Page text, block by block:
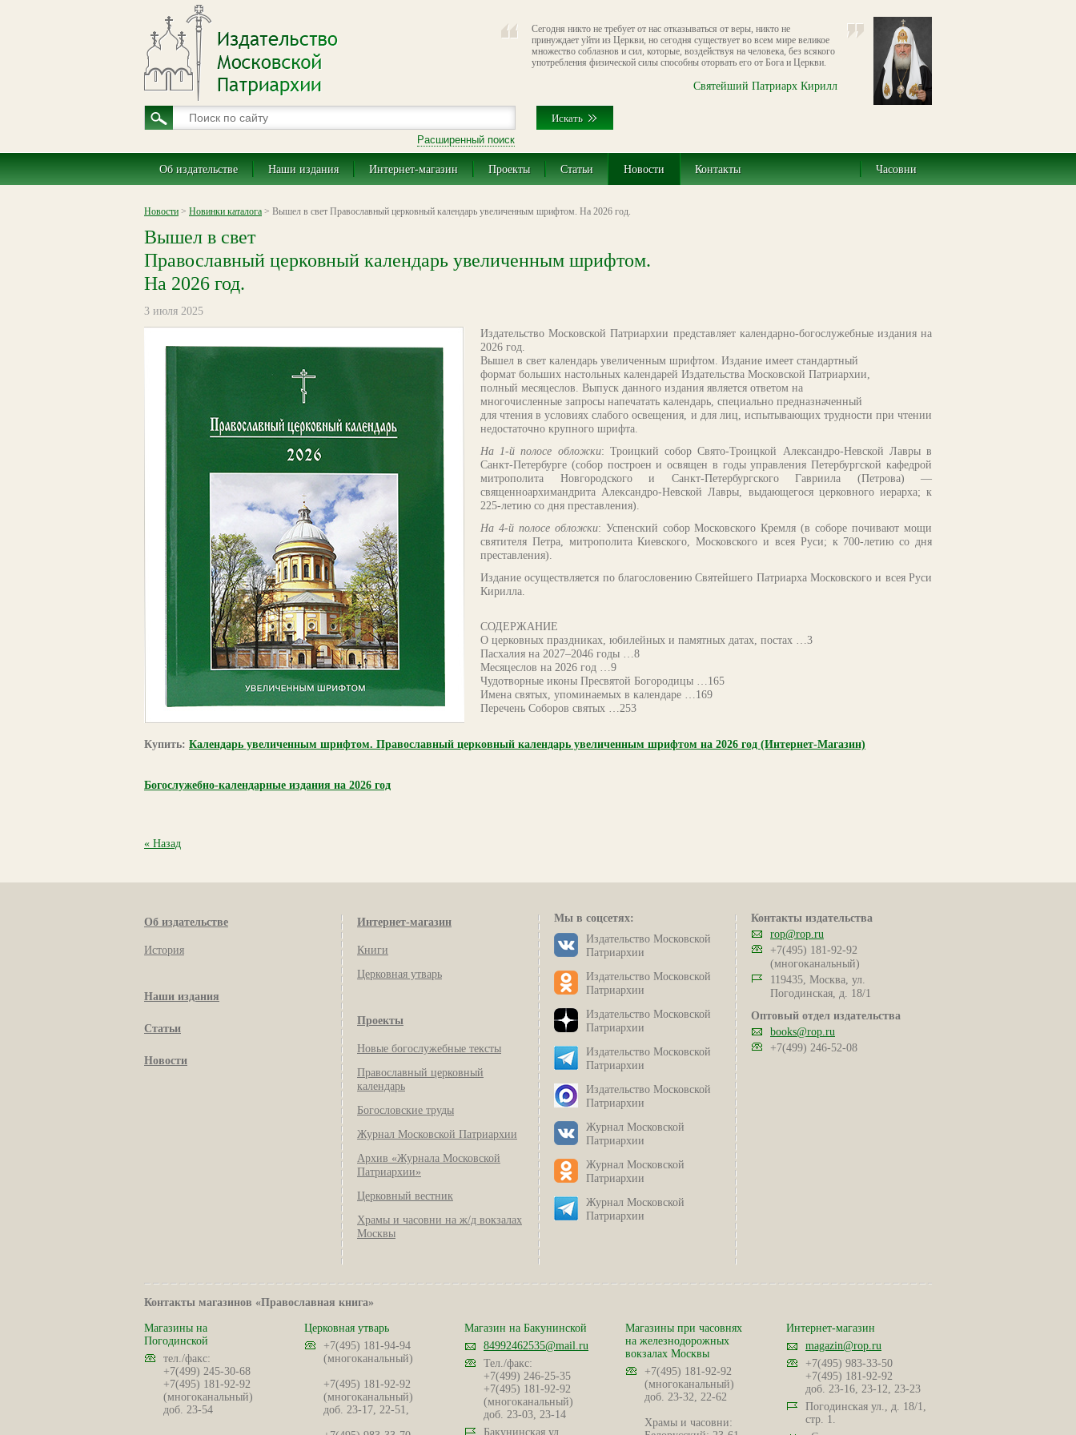
Сегодня никто не требует от нас отказываться от веры, никто не
принуждает уйти из Церкви, но сегодня существует во всем мире великое
множество соблазнов и сил, которые, воздействуя на человека, без всякого
употребления физической силы способны оторвать его от Бога и Церкви.
Святейший Патриарх Кирилл
Расширенный поиск
Об издательстве Наши издания Интернет-магазин Проекты Статьи Новости Контакты Часовни
Новости > Новинки каталога > Вышел в свет Православный церковный календарь увеличенным шрифтом. На 2026 год.
Вышел в свет
Православный церковный календарь увеличенным шрифтом.
На 2026 год.
3 июля 2025
Издательство Московской Патриархии представляет календарно-богослужебные издания на
2026 год.
Вышел в свет календарь увеличенным шрифтом. Издание имеет стандартный
формат больших настольных календарей Издательства Московской Патриархии,
полный месяцеслов. Выпуск данного издания является ответом на
многочисленные запросы напечатать календарь, специально предназначенный
для чтения в условиях слабого освещения, и для лиц, испытывающих трудности при чтении
недостаточно крупного шрифта.
На 1-й полосе обложки: Троицкий собор Свято-Троицкой Александро-Невской Лавры в
Санкт-Петербурге (собор построен и освящен в годы управления Петербургской кафедрой
митрополита Новгородского и Санкт-Петербургского Гавриила (Петрова) —
священноархимандрита Александро-Невской Лавры, выдающегося церковного иерарха; к
225-летию со дня преставления).
На 4-й полосе обложки: Успенский собор Московского Кремля (в соборе почивают мощи
святителя Петра, митрополита Киевского, Московского и всея Руси; к 700-летию со дня
преставления).
Издание осуществляется по благословению Святейшего Патриарха Московского и всея Руси
Кирилла.
СОДЕРЖАНИЕ
О церковных праздниках, юбилейных и памятных датах, постах …3
Пасхалия на 2027–2046 годы …8
Месяцеслов на 2026 год …9
Чудотворные иконы Пресвятой Богородицы …165
Имена святых, упоминаемых в календаре …169
Перечень Соборов святых …253
Купить: Календарь увеличенным шрифтом. Православный церковный календарь увеличенным шрифтом на 2026 год (Интернет-Магазин)
Богослужебно-календарные издания на 2026 год
« Назад
Об издательстве
История
Наши издания
Статьи
Новости
Интернет-магазин
Книги
Церковная утварь
Проекты
Новые богослужебные тексты
Православный церковный
календарь
Богословские труды
Журнал Московской Патриархии
Архив «Журнала Московской
Патриархии»
Церковный вестник
Храмы и часовни на ж/д вокзалах
Москвы
Мы в соцсетях:
Издательство Московской
Патриархии
Издательство Московской
Патриархии
Издательство Московской
Патриархии
Издательство Московской
Патриархии
Издательство Московской
Патриархии
Журнал Московской
Патриархии
Журнал Московской
Патриархии
Журнал Московской
Патриархии
Контакты издательства
rop@rop.ru
+7(495) 181-92-92
(многоканальный)
119435, Москва, ул.
Погодинская, д. 18/1
Оптовый отдел издательства
books@rop.ru
+7(499) 246-52-08
Контакты магазинов «Православная книга»
Магазины на
Погодинской
тел./факс:
+7(499) 245-30-68
+7(495) 181-92-92
(многоканальный)
доб. 23-54
Церковная утварь
+7(495) 181-94-94
(многоканальный)
+7(495) 181-92-92
(многоканальный)
доб. 23-17, 22-51,
Магазин на Бакунинской
84992462535@mail.ru
Тел./факс:
+7(499) 246-25-35
+7(495) 181-92-92
(многоканальный)
доб. 23-03, 23-14
Бакунинская ул.,
Магазины при часовнях
на железнодорожных
вокзалах Москвы
+7(495) 181-92-92
(многоканальный)
доб. 23-32, 22-62
Храмы и часовни:
Интернет-магазин
magazin@rop.ru
+7(495) 983-33-50
+7(495) 181-92-92
доб. 23-16, 23-12, 23-23
Погодинская ул., д. 18/1,
стр. 1.